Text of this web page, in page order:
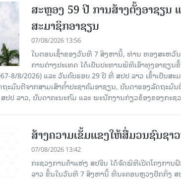
ສະຫຼອງ 59 ປີ ການສ້າງຕັ້ງອາຊຽນ
ສະມາຊິກອາຊຽນ
07/08/2026 13:56
ໃນຕອນເຊົ້າຂອງວັນທີ 7 ສິງຫານີ້, ທ່ານ ທອງສະຫ
ການຕ່າງປະເທດ ໄດ້ເປັນປະທານພິທີເອົາທຸງອາຊຽ
8/8/2026) ແລະ ວັນຄົບຮອບ 29 ປີ ທີ່ ສປປ ລາວ ເຂົ້າເປັນສ
ະມົນຕີຈາກສາມເສົາຄໍ້າປະຊາຄົມອາຊຽນ, ບັນດາຮອງລັດຖະ
ສປປ ລາວ, ບັນດາຄະນະກົມ ແລະ ພະນັກງານກ່ຽວຂ້ອງຂອງກະ
ສ້າງຄວາມເຂັ້ມແຂງໃຫ້ສື່ມວນຊົນຊ
07/08/2026 13:42
ກະຊວງການຄ້າແຫ່ງ ສປຈີນ ໄດ້ຈັດພິທີເປີດໂຄງກາ
ລາວ ຂຶ້ນໃນວັນທີ 7 ສິງຫານີ້ ທີ່ນະຄອນຫຼວງປັກກິ່ງ